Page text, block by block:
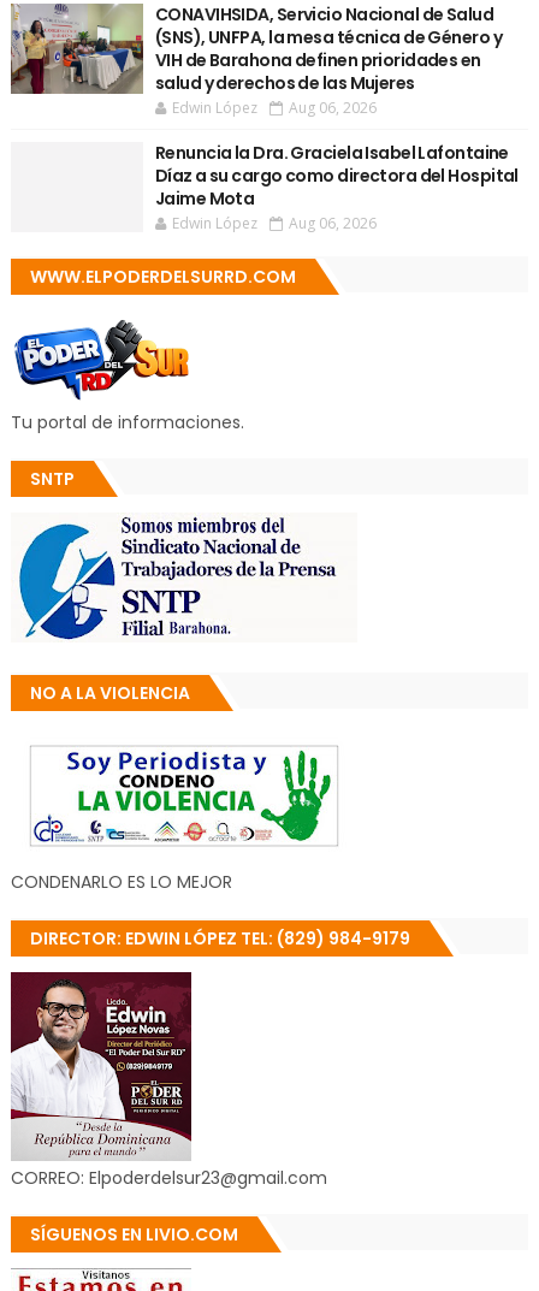
CONAVIHSIDA, Servicio Nacional de Salud
(SNS), UNFPA, la mesa técnica de Género y
VIH de Barahona definen prioridades en
salud y derechos de las Mujeres
Edwin López Aug 06, 2026
Renuncia la Dra. Graciela Isabel Lafontaine
Díaz a su cargo como directora del Hospital
Jaime Mota
Edwin López Aug 06, 2026
WWW.ELPODERDELSURRD.COM
Tu portal de informaciones.
SNTP
NO A LA VIOLENCIA
CONDENARLO ES LO MEJOR
DIRECTOR: EDWIN LÓPEZ TEL: (829) 984-9179
CORREO: Elpoderdelsur23@gmail.com
SÍGUENOS EN LIVIO.COM